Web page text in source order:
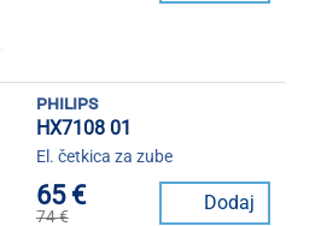
philips
HX7108 01
El. četkica za zube
65 €
74 €
Dodaj